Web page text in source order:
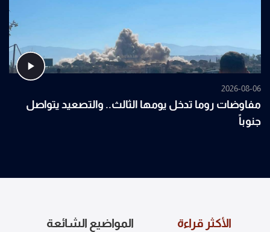
2026-08-06
مفاوضات روما تدخل يومها الثالث.. والتصعيد يتواصل
جنوباً
الأكثر قراءة المواضيع الشائعة